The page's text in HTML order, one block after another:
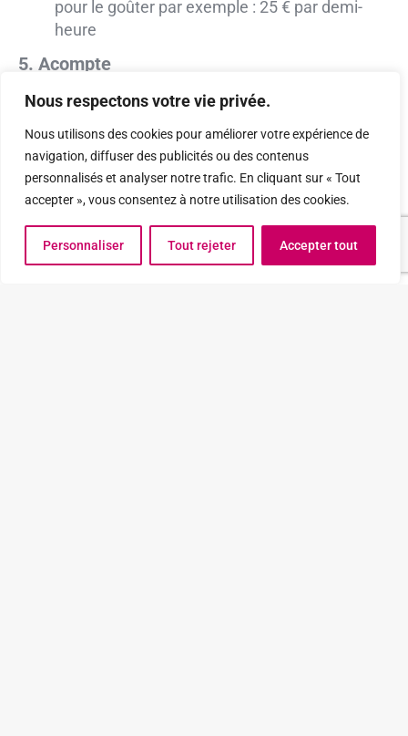
Nous respectons votre vie privée.
Nous utilisons des cookies pour améliorer votre expérience de
navigation, diffuser des publicités ou des contenus
personnalisés et analyser notre trafic. En cliquant sur « Tout
accepter », vous consentez à notre utilisation des cookies.
Personnaliser Tout rejeter Accepter tout
pour le goûter par exemple : 25 € par demi-
heure
5. Acompte
Unacompte de 75€ non remboursable
d’annulation avec certificat médical).
6. Conditions
Toute dégradation volontaire est à la charge des
Les parents doivent respecter le règlement